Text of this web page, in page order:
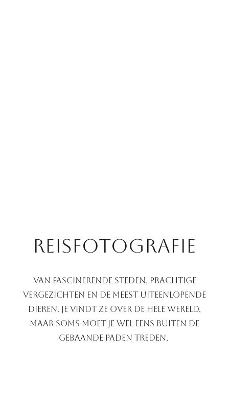
REISFOTOGRAFIE
Van fascinerende steden, prachtige
vergezichten en de meest uiteenlopende
dieren. Je vindt ze over de hele wereld,
maar soms moet je wel eens buiten de
gebaande paden treden.